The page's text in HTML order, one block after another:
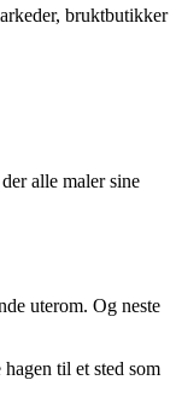
bruktbutikker
alle maler sine
uterom. Og neste
til et sted som